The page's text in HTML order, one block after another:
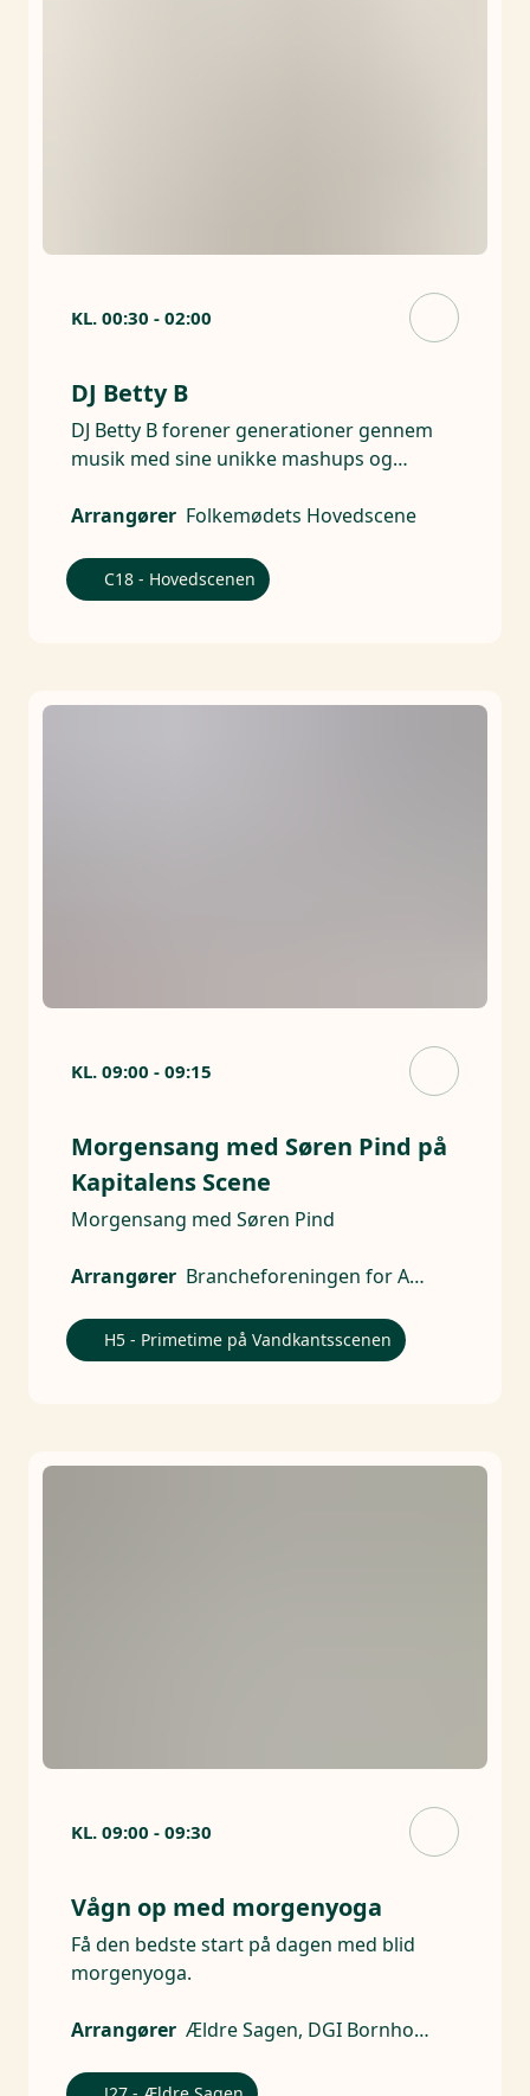
KL. 00:30 - 02:00
DJ Betty B
DJ Betty B forener generationer gennem
musik med sine unikke mashups og
Arrangører Folkemødets Hovedscene
C18 - Hovedscenen
KL. 09:00 - 09:15
Morgensang med Søren Pind på
Kapitalens Scene
Morgensang med Søren Pind
Arrangører Brancheforeningen for Aktive Ejere
H5 - Primetime på Vandkantsscenen
KL. 09:00 - 09:30
Vågn op med morgenyoga
Få den bedste start på dagen med blid
morgenyoga.
Arrangører Ældre Sagen, DGI Bornholm